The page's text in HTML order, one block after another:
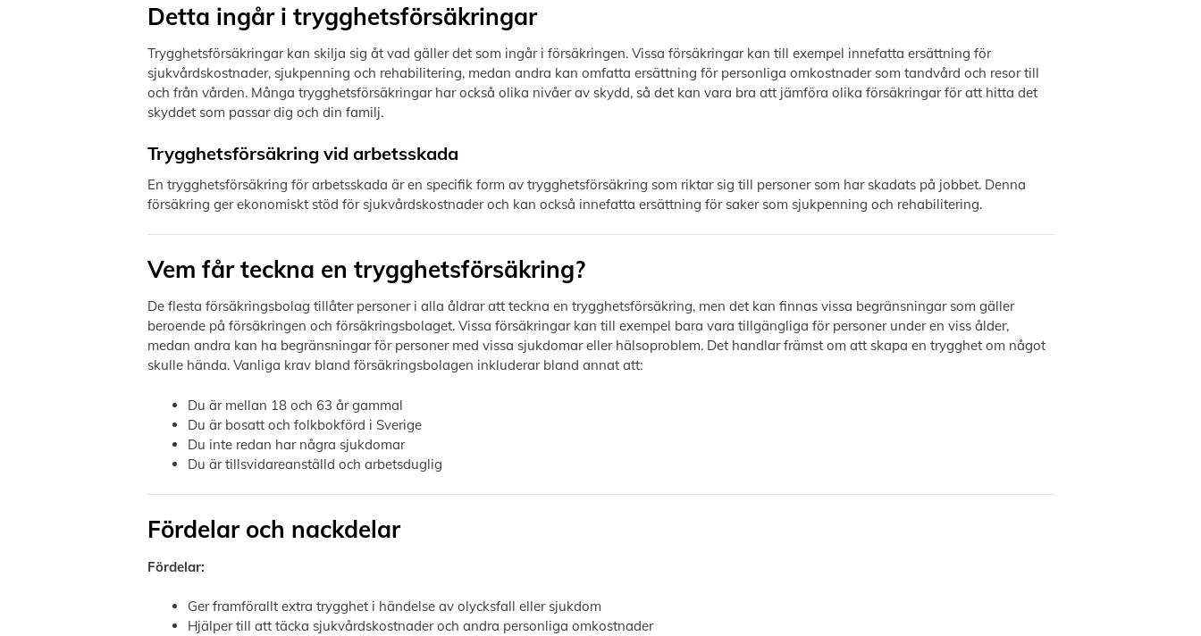
Detta ingår i trygghetsförsäkringar
Trygghetsförsäkringar kan skilja sig åt vad gäller det som ingår i försäkringen. Vissa försäkringar kan till exempel innefatta ersättning för
sjukvårdskostnader, sjukpenning och rehabilitering, medan andra kan omfatta ersättning för personliga omkostnader som tandvård och resor till
och från vården. Många trygghetsförsäkringar har också olika nivåer av skydd, så det kan vara bra att jämföra olika försäkringar för att hitta det
skyddet som passar dig och din familj.
Trygghetsförsäkring vid arbetsskada
En trygghetsförsäkring för arbetsskada är en specifik form av trygghetsförsäkring som riktar sig till personer som har skadats på jobbet. Denna
försäkring ger ekonomiskt stöd för sjukvårdskostnader och kan också innefatta ersättning för saker som sjukpenning och rehabilitering.
Vem får teckna en trygghetsförsäkring?
De flesta försäkringsbolag tillåter personer i alla åldrar att teckna en trygghetsförsäkring, men det kan finnas vissa begränsningar som gäller
beroende på försäkringen och försäkringsbolaget. Vissa försäkringar kan till exempel bara vara tillgängliga för personer under en viss ålder,
medan andra kan ha begränsningar för personer med vissa sjukdomar eller hälsoproblem. Det handlar främst om att skapa en trygghet om något
skulle hända. Vanliga krav bland försäkringsbolagen inkluderar bland annat att:
Du är mellan 18 och 63 år gammal
Du är bosatt och folkbokförd i Sverige
Du inte redan har några sjukdomar
Du är tillsvidareanställd och arbetsduglig
Fördelar och nackdelar
Fördelar:
Ger framförallt extra trygghet i händelse av olycksfall eller sjukdom
Hjälper till att täcka sjukvårdskostnader och andra personliga omkostnader